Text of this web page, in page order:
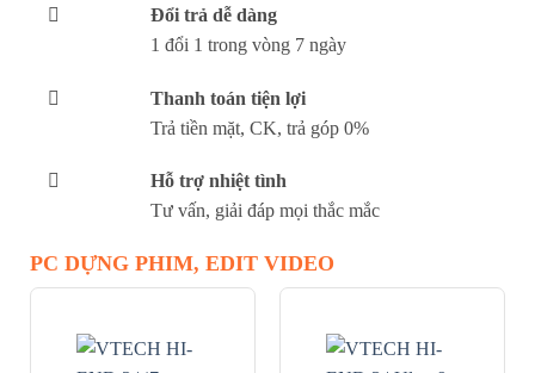
Đổi trả dễ dàng
1 đổi 1 trong vòng 7 ngày
Thanh toán tiện lợi
Trả tiền mặt, CK, trả góp 0%
Hỗ trợ nhiệt tình
Tư vấn, giải đáp mọi thắc mắc
PC DỰNG PHIM, EDIT VIDEO